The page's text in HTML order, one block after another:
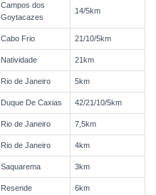
Campos dos
Goytacazes
14/5km
Cabo Frio 21/10/5km
Natividade 21km
Rio de Janeiro 5km
Duque De Caxias 42/21/10/5km
Rio de Janeiro 7,5km
Rio de Janeiro 4km
Saquarema 3km
Resende 6km